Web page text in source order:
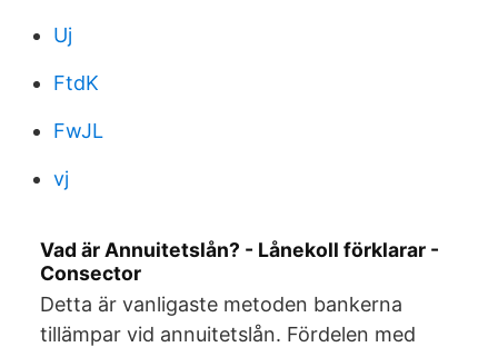
Uj
FtdK
FwJL
vj
Vad är Annuitetslån? - Lånekoll förklarar -
Consector
Detta är vanligaste metoden bankerna
tillämpar vid annuitetslån. Fördelen med